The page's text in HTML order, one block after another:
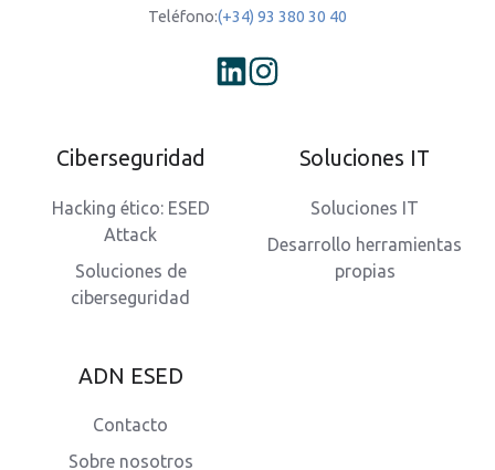
Teléfono:(+34) 93 380 30 40
Ciberseguridad
Hacking ético: ESED
Attack
Soluciones de
ciberseguridad
Soluciones IT
Soluciones IT
Desarrollo herramientas
propias
ADN ESED
Contacto
Sobre nosotros